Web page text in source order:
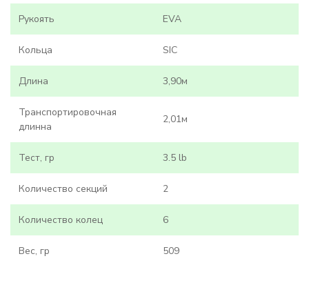
Рукоять EVA
Кольца SIC
Длина 3,90м
Транспортировочная
длинна
2,01м
Тест, гр 3.5 lb
Количество секций 2
Количество колец 6
Вес, гр 509